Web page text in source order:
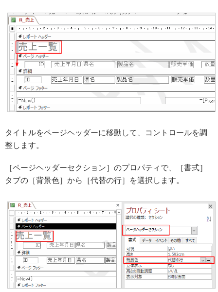
タイトルをページヘッダーに移動して、コントロールを調
整します。
［ページヘッダーセクション］のプロパティで、［書式］
タブの［背景色］から［代替の行］を選択します。